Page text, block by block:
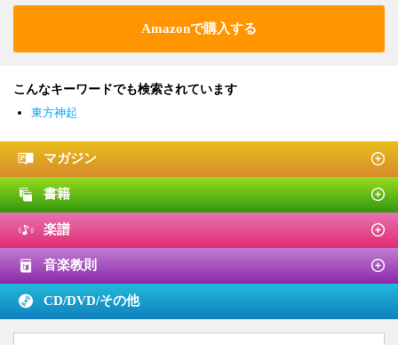
Amazonで購入する
こんなキーワードでも検索されています
東方神起
マガジン
書籍
楽譜
音楽教則
CD/DVD/その他